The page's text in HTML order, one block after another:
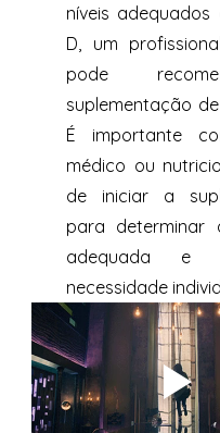
níveis adequados
D, um
pode
suplementação
É importante
médico ou
de iniciar a
para determinar
adequada e
necessidade